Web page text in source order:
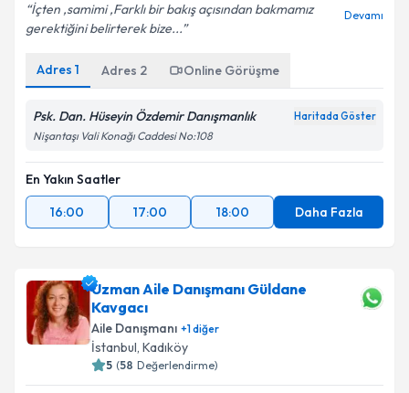
İçten ,samimi ,Farklı bir bakış açısından bakmamız
gerektiğini belirterek bize...
Devamı
Adres 1 Adres 2 Online Görüşme
Psk. Dan. Hüseyin Özdemir Danışmanlık Haritada Göster
Nişantaşı Vali Konağı Caddesi No:108
En Yakın Saatler
16:00
17:00 18:00 Daha Fazla
Uzman Aile Danışmanı Güldane
Kavgacı
Aile Danışmanı +1diğer
İstanbul, Kadıköy
5 (58 Değerlendirme)